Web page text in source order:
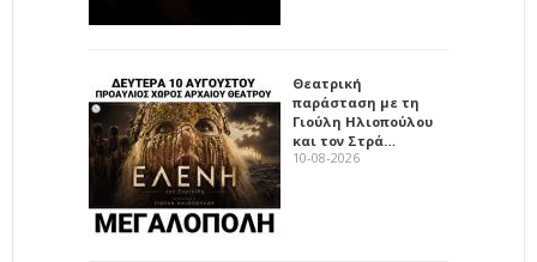
Θεατρική
παράσταση με τη
Γιούλη Ηλιοπούλου
και τον Στρά…
10-08-2026